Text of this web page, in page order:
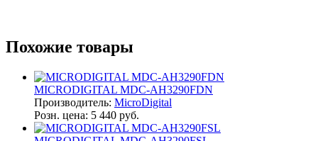
Похожие товары
MICRODIGITAL MDC-AH3290FDN
Производитель: MicroDigital
Розн. цена: 5 440 руб.